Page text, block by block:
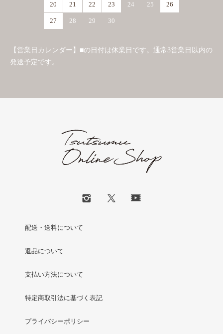
20 21 22 23 24 25 26
27 28 29 30
【営業日カレンダー】■の日付は休業日です。通常3営業日以内の
発送予定です。
配送・送料について
返品について
支払い方法について
特定商取引法に基づく表記
プライバシーポリシー